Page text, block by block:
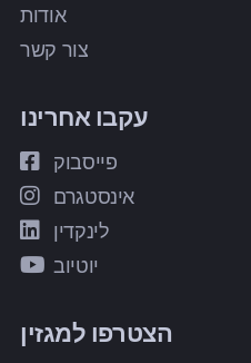
אודות
צור קשר
עקבו אחרינו
פייסבוק
אינסטגרם
לינקדין
יוטיוב
הצטרפו למגזין